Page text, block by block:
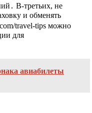
В-третьих, не
и обменять
travel-tips можно
для
авиабилеты